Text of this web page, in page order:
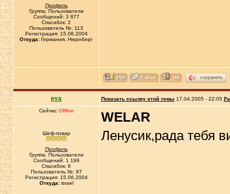
Профиль
Группа: Пользователи
Сообщений: 3 877
Спасибок: 2
Пользователь №: 113
Регистрация: 15.06.2004
Откуда: Германия, Нюрнберг
сохранить
eva Показать ссылку этой темы 17.04.2005 - 22:05
Сейчас Offline
Шеф-повар
Профиль
Группа: Пользователи
Сообщений: 1 199
Спасибок: 6
Пользователь №: 97
Регистрация: 15.06.2004
Откуда:israel
WELAR
Ленусик,рада тебя